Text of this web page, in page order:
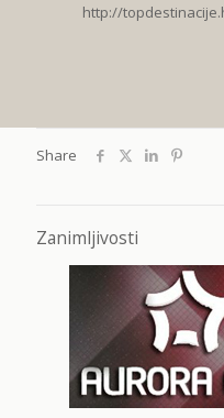
http://
Share
Zanimljivosti